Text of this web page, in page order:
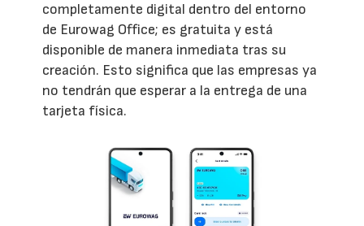
completamente digital dentro del entorno
de Eurowag Office; es gratuita y está
disponible de manera inmediata tras su
creación. Esto significa que las empresas ya
no tendrán que esperar a la entrega de una
tarjeta física.